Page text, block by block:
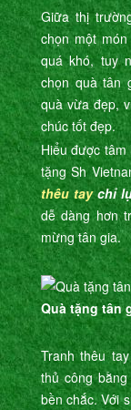
Giữa thị
chọn một
quá khó, tuy
chọn quà tân
quà vừa đẹp,
chúc tốt đẹp.
Hiểu được
tặng Sh
thêu taychỉ
dễ dàng hơn
mừng tân gia.
Quà tặng tân
Tranh thêu
thủ công
bền chắc. Với